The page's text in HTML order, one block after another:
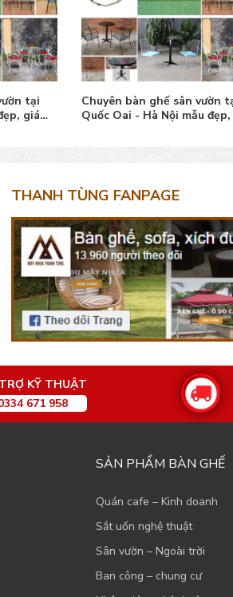
tại
giá
Chuyên bàn ghế sân vườn
Quốc Oai - Hà Nội mẫu
THANH TÙNG FANPAGE
KỸ THUẬT
671 958
SẢN PHẨM BÀN GHẾ
Quán cafe – Kinh doanh
Sắt uốn nghệ thuật
Sân vườn – Ngoài trời
Ban công – chung cư